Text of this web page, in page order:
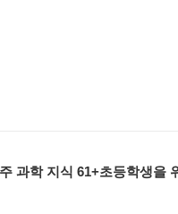
과학 지식 61+초등학생을